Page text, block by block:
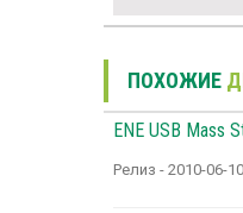
ПОХОЖИЕ
ENE USB Mass
Релиз - 2010-06-10